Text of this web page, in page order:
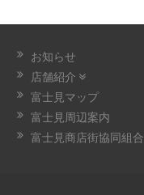
お知らせ
店舗紹介
富士見マップ
富士見周辺案内
富士見商店街協同組合